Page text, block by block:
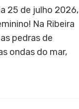
25 de julho 2026,
Na Ribeira
pedras de
ondas do mar,